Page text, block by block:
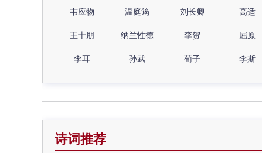
韦应物 温庭筠 刘长卿 高适
王十朋 纳兰性德 李贺 屈原
李耳 孙武 荀子 李斯
诗词推荐